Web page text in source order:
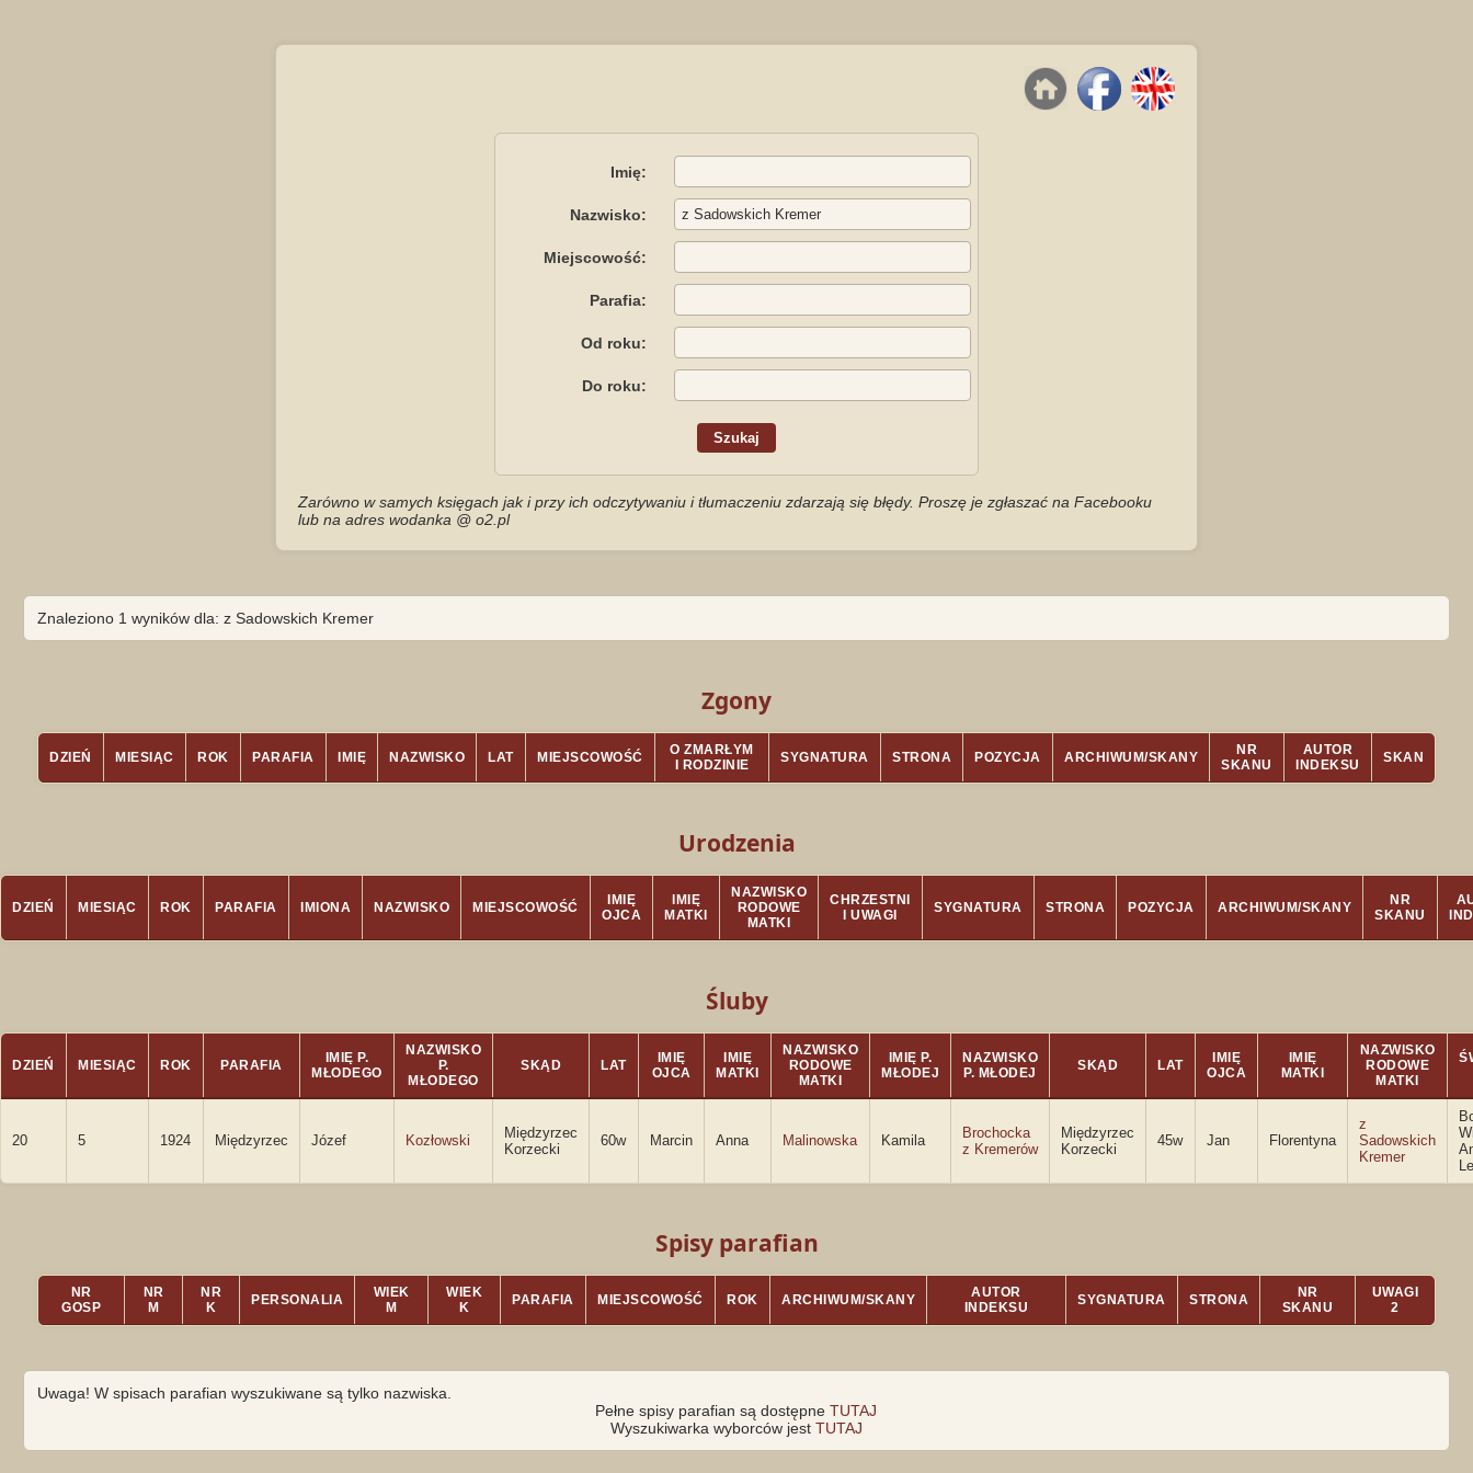
Imię:
Nazwisko:
Miejscowość:
Parafia:
Od roku:
Do roku:
Zarówno w samych księgach jak i przy ich odczytywaniu i tłumaczeniu zdarzają się błędy. Proszę je zgłaszać na Facebooku
lub na adres wodanka @ o2.pl
Znaleziono 1 wyników dla: z Sadowskich Kremer
Zgony
DZIEŃ MIESIĄC ROK PARAFIA IMIĘ NAZWISKO LAT MIEJSCOWOŚĆ
O ZMARŁYM
I RODZINIE
SYGNATURA STRONA POZYCJA ARCHIWUM/SKANY
NR
SKANU
AUTOR
INDEKSU
SKAN
Urodzenia
DZIEŃ MIESIĄC ROK PARAFIA IMIONA NAZWISKO MIEJSCOWOŚĆ
IMIĘ
OJCA
IMIĘ
MATKI
NAZWISKO
RODOWE
MATKI
CHRZESTNI
I UWAGI
SYGNATURA STRONA POZYCJA ARCHIWUM/SKANY
NR
SKANU
Śluby
DZIEŃ MIESIĄC ROK PARAFIA
IMIĘ P.
MŁODEGO
NAZWISKO
P.
MŁODEGO
SKĄD LAT
IMIĘ
OJCA
IMIĘ
MATKI
NAZWISKO
RODOWE
MATKI
IMIĘ P.
MŁODEJ
NAZWISKO
P. MŁODEJ
SKĄD LAT
IMIĘ
OJCA
IMIĘ
MATKI
NAZWISKO
RODOWE
MATKI
20 5 1924 Międzyrzec Józef Kozłowski
Międzyrzec
Korzecki
60w Marcin Anna Malinowska Kamila
Brochocka
z Kremerów
Międzyrzec
Korzecki
45w Jan Florentyna
z
Sadowskich
Kremer
Spisy parafian
NR
GOSP
NR
M
NR
K
PERSONALIA
WIEK
M
WIEK
K
PARAFIA MIEJSCOWOŚĆ ROK ARCHIWUM/SKANY
AUTOR
INDEKSU
SYGNATURA STRONA
NR
SKANU
UWAGI
2
Uwaga! W spisach parafian wyszukiwane są tylko nazwiska.
Pełne spisy parafian są dostępneTUTAJ
Wyszukiwarka wyborców jest TUTAJ